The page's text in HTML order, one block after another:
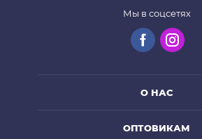
Мы в соцсетях
О НАС
ОПТОВИКАМ